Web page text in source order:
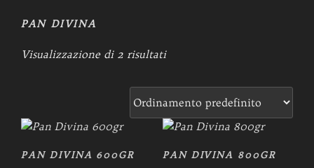
PAN DIVINA
Visualizzazione di 2 risultati
PAN DIVINA 600GR PAN DIVINA 800GR